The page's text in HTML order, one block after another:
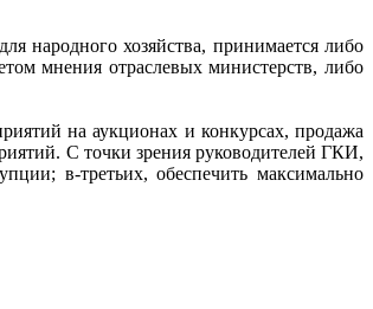
народного хозяйства, принимается либо
мнения отраслевых министерств, либо
на аукционах и конкурсах, продажа
С точки зрения руководителей ГКИ,
в-третьих, обеспечить максимально